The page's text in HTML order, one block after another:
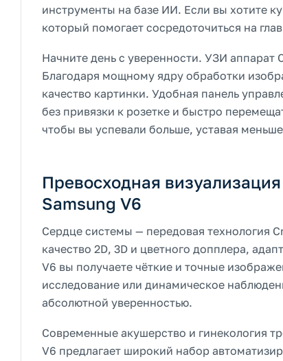
инструменты на базе ИИ. Если вы хотите
который помогает сосредоточиться на
Начните день с уверенности. УЗИ аппарат
Благодаря мощному ядру обработки
качество картинки. Удобная панель
без привязки к розетке и быстро
чтобы вы успевали больше, уставая
Превосходная
Samsung V6
Сердце системы — передовая технология
качество 2D, 3D и цветного допплера,
V6 вы получаете чёткие и точные
исследование или динамическое
абсолютной уверенностью.
Современные акушерство и гинекология
V6 предлагает широкий набор